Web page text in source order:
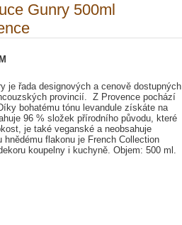
Gunry 500ml
je řada designových a cenově dostupných
provincií. Z Provence pochází
bohatému tónu levandule získáte na
96 % složek přírodního původu, které
je také veganské a neobsahuje
flakonu je French Collection
koupelny i kuchyně. Objem: 500 ml.